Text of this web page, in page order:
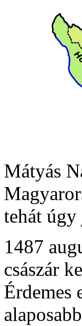
Mátyás
tehát
1487
császár
Érdemes